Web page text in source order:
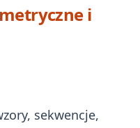
i
sekwencje,